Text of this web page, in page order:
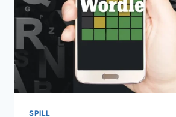
SPILL